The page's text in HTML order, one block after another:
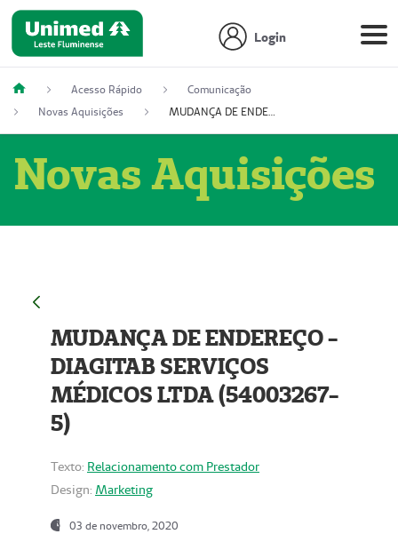
Login
Acesso Rápido
Comunicação
Novas Aquisições
MUDANÇA DE ENDEREÇO - DIAGITAB SERVIÇOS MÉDICOS LTDA (54003267-5)
Novas Aquisições
MUDANÇA DE ENDEREÇO -
DIAGITAB SERVIÇOS
MÉDICOS LTDA (54003267-
5)
Texto: Relacionamento com Prestador
Design: Marketing
03 de novembro, 2020